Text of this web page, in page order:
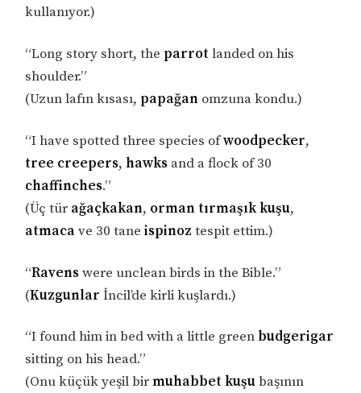
kullanıyor.)
“Long story short, the parrot landed on his
shoulder.”
(Uzun lafın kısası, papağan omzuna kondu.)
“I have spotted three species ofwoodpecker,
tree creepers,hawks and a flock of 30
chaffinches.”
(Üç tür ağaçkakan, orman tırmaşık kuşu,
atmacave 30 taneispinoztespit ettim.)
“Ravenswere unclean birds in the Bible.”
(Kuzgunlar İncil’de kirli kuşlardı.)
“I found him in bed with a little greenbudgerigar
sitting on his head.”
(Onu küçük yeşil birmuhabbet kuşubaşının